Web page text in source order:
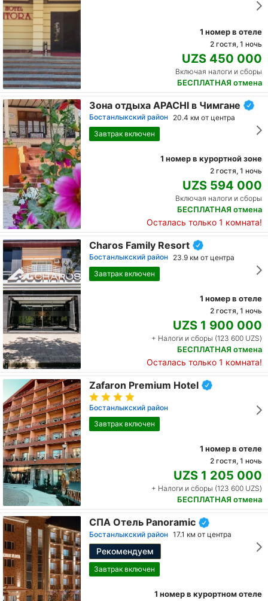
1 номер в отеле
2 гостя, 1 ночь
UZS 450 000
Включая налоги и сборы
БЕСПЛАТНАЯ отмена
Зона отдыха APACHI в Чимгане
Бостанлыкский район 20.4 км от центра
Завтрак включен
1 номер в курортной зоне
2 гостя, 1 ночь
UZS 594 000
Включая налоги и сборы
БЕСПЛАТНАЯ отмена
Осталась только 1 комната!
Charos Family Resort
Бостанлыкский район 23.9 км от центра
Завтрак включен
1 номер в отеле
2 гостя, 1 ночь
UZS 1 900 000
+ Налоги и сборы (123 600 UZS)
БЕСПЛАТНАЯ отмена
Осталась только 1 комната!
Zafaron Premium Hotel
Бостанлыкский район
Завтрак включен
1 номер в отеле
2 гостя, 1 ночь
UZS 1 205 000
+ Налоги и сборы (123 600 UZS)
БЕСПЛАТНАЯ отмена
СПА Отель Panoramic
Бостанлыкский район 17.1 км от центра
Рекомендуем
Завтрак включен
1 номер в курортном отеле